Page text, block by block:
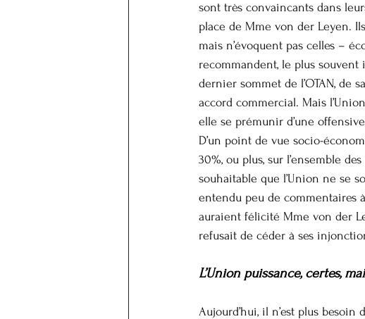
sont très convaincants dans
place de Mme von der Leyen.
mais n’évoquent pas celles –
recommandent, le plus
dernier sommet de l’OTAN, de
accord commercial. Mais
elle se prémunir d’une offensive
D’un point de vue socio-
30%, ou plus, sur l’ensemble
souhaitable que l’Union ne se
entendu peu de commentaires
auraient félicité Mme von der
refusait de céder à ses
L’Union puissance, certes,
Aujourd’hui, il n’est plus